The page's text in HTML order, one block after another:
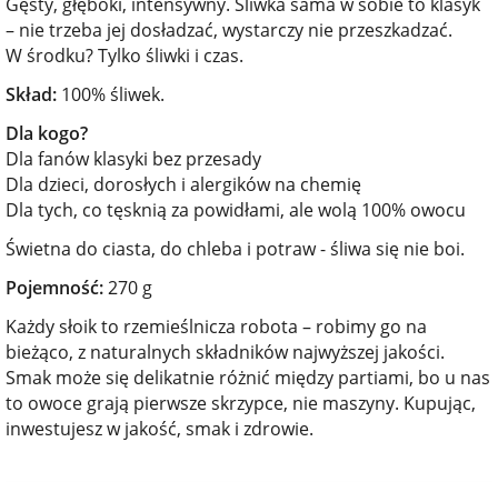
– nie trzeba jej dosładzać, wystarczy nie przeszkadzać.
W środku? Tylko śliwki i czas.
Skład: 100% śliwek.
Dla kogo?
Dla fanów klasyki bez przesady
Dla dzieci, dorosłych i alergików na chemię
Dla tych, co tęsknią za powidłami, ale wolą 100% owocu
Świetna do ciasta, do chleba i potraw - śliwa się nie boi.
Pojemność:270 g
Każdy słoik to rzemieślnicza robota – robimy go na
bieżąco, z naturalnych składników najwyższej jakości.
Smak może się delikatnie różnić między partiami, bo u nas
to owoce grają pierwsze skrzypce, nie maszyny. Kupując,
inwestujesz w jakość, smak i zdrowie.